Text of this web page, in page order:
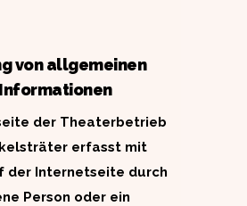
von allgemeinen
der Theaterbetrieb
erfasst mit
der Internetseite durch
Person oder ein